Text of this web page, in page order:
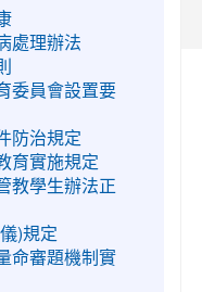
處理辦法
委員會設置要
防治規定
育實施規定
教學生辦法正
)規定
命審題機制實